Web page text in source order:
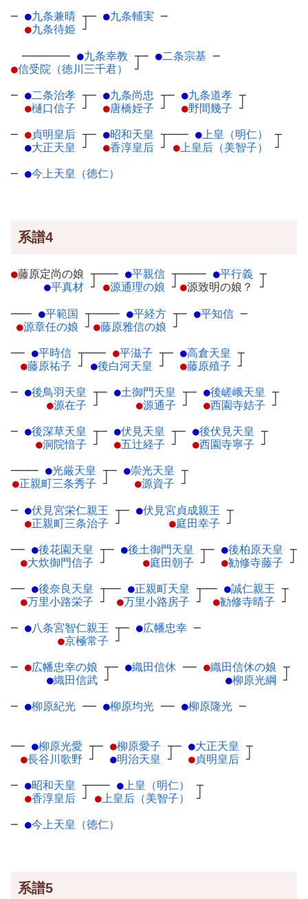
─ ●九条兼晴 ┬
●九条待姫 ┘
─ ●九条輔実 ─
─────── ●九条幸教 ┬
●信受院（徳川三千君） ┘
─ ●二条宗基 ─
─ ●二条治孝 ┬
●樋口信子 ┘
─ ●九条尚忠 ┬
●唐橋姪子 ┘
─ ●九条道孝 ┬
●野間幾子 ┘
─ ●貞明皇后 ┬
●大正天皇 ┘
─ ●昭和天皇 ┬
●香淳皇后 ┘
─── ●上皇（明仁）
┬
●上皇后（美智子） ┘
─ ●今上天皇（徳仁）
系譜4
●藤原定尚の娘 ┬
●平真材 ┘
─── ●平親信 ┬
●源通理の娘 ┘
──── ●平行義 ┬
●源致明の娘？ ┘
─── ●平範国 ┬
●源章任の娘 ┘
──── ●平経方 ┬
●藤原雅信の娘 ┘
─ ●平知信 ─
── ●平時信 ┬
●藤原祐子 ┘
─── ●平滋子 ┬
●後白河天皇 ┘
─ ●高倉天皇 ┬
●藤原殖子 ┘
─ ●後鳥羽天皇 ┬
●源在子 ┘
─ ●土御門天皇 ┬
●源通子 ┘
─ ●後嵯峨天皇 ┬
●西園寺姞子 ┘
─ ●後深草天皇 ┬
●洞院愔子 ┘
─ ●伏見天皇 ┬
●五辻経子 ┘
─ ●後伏見天皇 ┬
●西園寺寧子 ┘
──── ●光厳天皇 ┬
●正親町三条秀子 ┘
─ ●崇光天皇 ┬
●源資子 ┘
─ ●伏見宮栄仁親王 ┬
●正親町三条治子 ┘
─ ●伏見宮貞成親王 ┬
●庭田幸子 ┘
── ●後花園天皇 ┬
●大炊御門信子 ┘
─ ●後土御門天皇 ┬
●庭田朝子 ┘
─ ●後柏原天皇 ┬
●勧修寺藤子 ┘
── ●後奈良天皇 ┬
●万里小路栄子 ┘
── ●正親町天皇 ┬
●万里小路房子 ┘
── ●誠仁親王 ┬
●勧修寺晴子 ┘
─ ●八条宮智仁親王 ┬
●京極常子 ┘
─ ●広幡忠幸 ─
─ ●広幡忠幸の娘 ┬
●織田信武 ┘
─ ●織田信休 ── ●織田信休の娘 ┬
●柳原光綱 ┘
─ ●柳原紀光 ── ●柳原均光 ── ●柳原隆光 ─
── ●柳原光愛 ┬
●長谷川歌野 ┘
─ ●柳原愛子 ┬
●明治天皇 ┘
─ ●大正天皇 ┬
●貞明皇后 ┘
─ ●昭和天皇 ┬
●香淳皇后 ┘
─── ●上皇（明仁）
┬
●上皇后（美智子） ┘
─ ●今上天皇（徳仁）
系譜5